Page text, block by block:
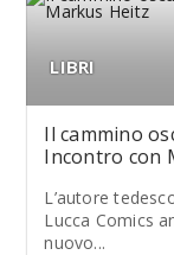
LIBRI
Il cammino
Incontro con
L’autore
Lucca Comics
nuovo...